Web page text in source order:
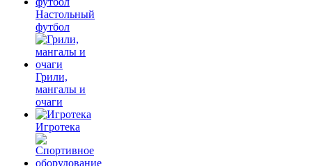
Настольный
футбол
Грили,
мангалы и
очаги
Игротека